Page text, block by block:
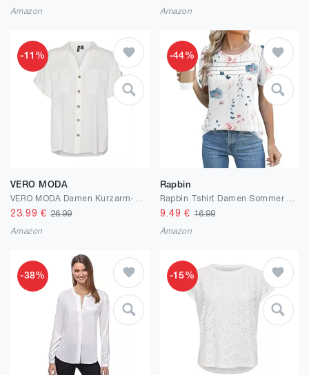
Amazon Amazon
-11%
VERO MODA
23.99 €26.99
Amazon
-44%
Rapbin
9.49 € 16.99
Amazon
-38% -15%